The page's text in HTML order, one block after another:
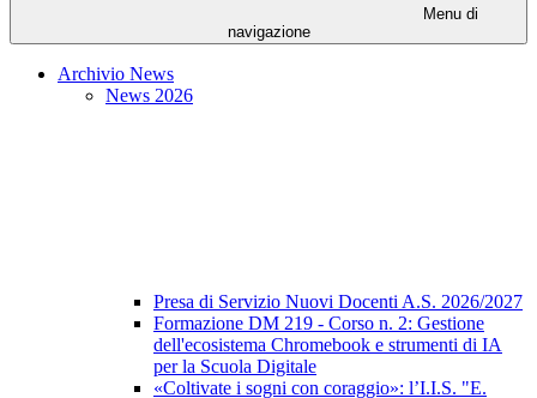
Menu di
navigazione
Archivio News
News 2026
Presa di Servizio Nuovi Docenti A.S. 2026/2027
Formazione DM 219 - Corso n. 2: Gestione
dell'ecosistema Chromebook e strumenti di IA
per la Scuola Digitale
«Coltivate i sogni con coraggio»: l’I.I.S. "E.